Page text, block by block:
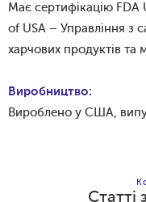
Має сертифікацію
of USA – Управління з
харчових продуктів
Виробництво:
Вироблено у США,